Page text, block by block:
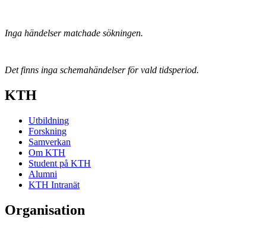
Inga händelser matchade sökningen.
Det finns inga schemahändelser för vald tidsperiod.
KTH
Utbildning
Forskning
Samverkan
Om KTH
Student på KTH
Alumni
KTH Intranät
Organisation